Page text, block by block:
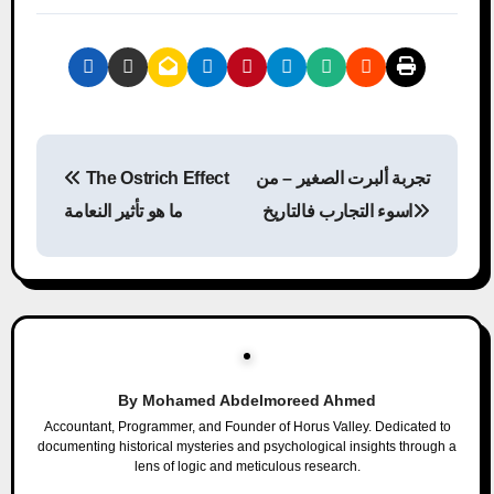
s
t
v
The Ostrich Effect
ما هو تأثير النعامة
تجربة ألبرت الصغير – من
اسوء التجارب فالتاريخ
By Mohamed Abdelmoreed Ahmed
Accountant, Programmer, and Founder of Horus Valley. Dedicated to
documenting historical mysteries and psychological insights through a
lens of logic and meticulous research.